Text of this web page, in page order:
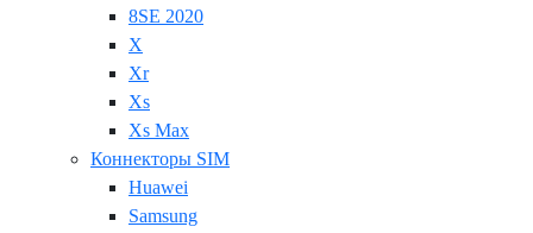
8SE 2020
X
Xr
Xs
Xs Max
Коннекторы SIM
Huawei
Samsung